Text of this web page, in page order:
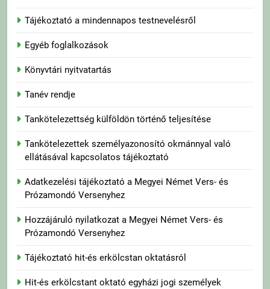
Tájékoztató a mindennapos testnevelésről
Egyéb foglalkozások
Könyvtári nyitvatartás
Tanév rendje
Tankötelezettség külföldön történő teljesítése
Tankötelezettek személyazonosító okmánnyal való
ellátásával kapcsolatos tájékoztató
Adatkezelési tájékoztató a Megyei Német Vers- és
Prózamondó Versenyhez
Hozzájáruló nyilatkozat a Megyei Német Vers- és
Prózamondó Versenyhez
Tájékoztató hit-és erkölcstan oktatásról
Hit-és erkölcstant oktató egyházi jogi személyek